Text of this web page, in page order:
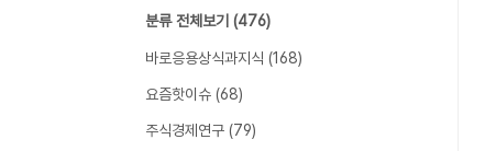
분류 전체보기 (476)
바로응용상식과지식 (168)
요즘핫이슈 (68)
주식경제연구 (79)